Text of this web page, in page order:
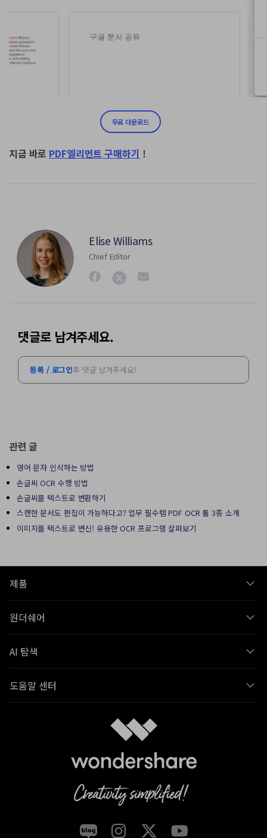
무료 다운로드
지금 바로 PDF엘리먼트 구매하기 !
Elise Williams
Chief Editor
댓글로 남겨주세요.
등록 / 로그인후 댓글 남겨주세요!
관련 글
영어 문자 인식하는 방법
손글씨 OCR 수행 방법
손글씨를 텍스트로 변환하기
스캔한 문서도 편집이 가능하다고? 업무 필수템 PDF OCR 툴 3종 소개
이미지를 텍스트로 변신! 유용한 OCR 프로그램 살펴보기
제품
원더쉐어
AI 탐색
도움말 센터